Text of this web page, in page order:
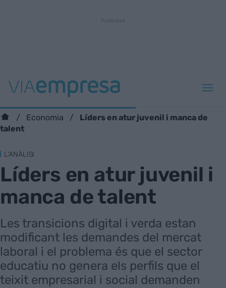
Economia
Líders en atur juvenil i manca de
talent
L'ANÀLISI
Líders en atur juvenil i
manca de talent
Les transicions digital i verda estan
modificant les demandes del mercat
laboral i el problema és que el sector
educatiu no genera els perfils que el
teixit empresarial i social demanden